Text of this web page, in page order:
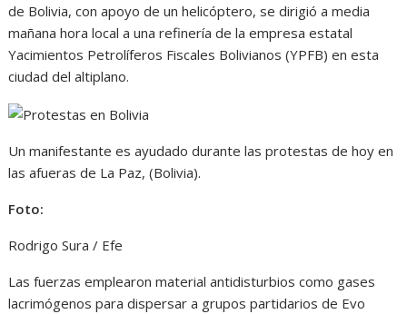
de Bolivia, con apoyo de un helicóptero, se dirigió a media
mañana hora local a una refinería de la empresa estatal
Yacimientos Petrolíferos Fiscales Bolivianos (YPFB) en esta
ciudad del altiplano.
Un manifestante es ayudado durante las protestas de hoy en
las afueras de La Paz, (Bolivia).
Foto:
Rodrigo Sura / Efe
Las fuerzas emplearon material antidisturbios como gases
lacrimógenos para dispersar a grupos partidarios de Evo